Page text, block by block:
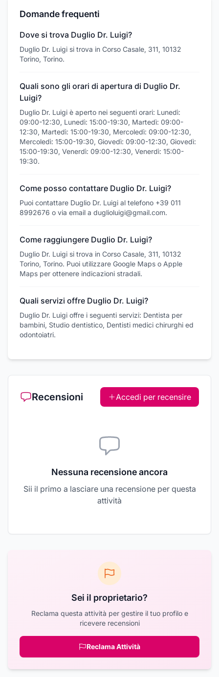
Domande frequenti
Dove si trova Duglio Dr. Luigi?
Duglio Dr. Luigi si trova in Corso Casale, 311, 10132
Torino, Torino.
Quali sono gli orari di apertura di Duglio Dr.
Luigi?
Duglio Dr. Luigi è aperto nei seguenti orari: Lunedì:
09:00-12:30, Lunedì: 15:00-19:30, Martedì: 09:00-
12:30, Martedì: 15:00-19:30, Mercoledì: 09:00-12:30,
Mercoledì: 15:00-19:30, Giovedì: 09:00-12:30, Giovedì:
15:00-19:30, Venerdì: 09:00-12:30, Venerdì: 15:00-
19:30.
Come posso contattare Duglio Dr. Luigi?
Puoi contattare Duglio Dr. Luigi al telefono +39 011
8992676 o via email a duglioluigi@gmail.com.
Come raggiungere Duglio Dr. Luigi?
Duglio Dr. Luigi si trova in Corso Casale, 311, 10132
Torino, Torino. Puoi utilizzare Google Maps o Apple
Maps per ottenere indicazioni stradali.
Quali servizi offre Duglio Dr. Luigi?
Duglio Dr. Luigi offre i seguenti servizi: Dentista per
bambini, Studio dentistico, Dentisti medici chirurghi ed
odontoiatri.
Recensioni Accedi per recensire
Nessuna recensione ancora
Sii il primo a lasciare una recensione per questa
attività
Sei il proprietario?
Reclama questa attività per gestire il tuo profilo e
ricevere recensioni
Reclama Attività